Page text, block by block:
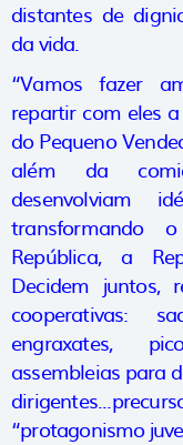
distantes de
da vida.
“Vamos fazer
repartir com eles
do Pequeno
além da
desenvolviam
transformando
República, a
Decidem juntos,
cooperativas:
engraxates,
assembleias para
“protagonismo